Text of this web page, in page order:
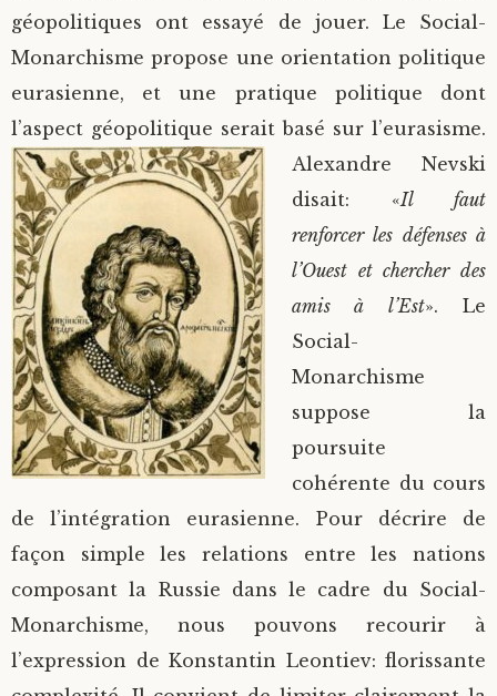
géopolitiques ont essayé de jouer. Le Social-
Monarchisme propose une orientation politique
eurasienne, et une pratique politique dont
l’aspect géopolitique serait basé sur l’eurasisme.
Alexandre Nevski
disait: «Il faut
renforcer les défenses à
l’Ouest et chercher des
amis à l’Est». Le
Social-
Monarchisme
suppose la
poursuite
cohérente du cours
de l’intégration eurasienne. Pour décrire de
façon simple les relations entre les nations
composant la Russie dans le cadre du Social-
Monarchisme, nous pouvons recourir à
l’expression de Konstantin Leontiev: florissante